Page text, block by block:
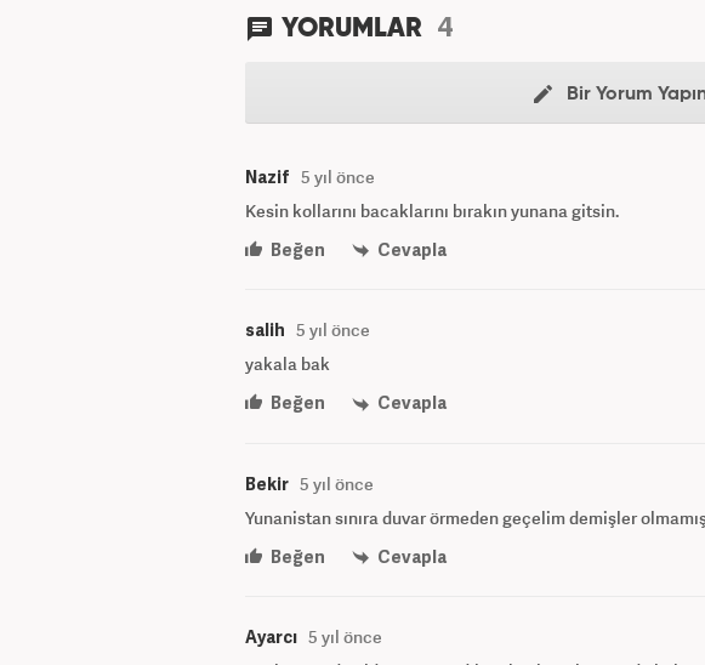
YORUMLAR 4
Bir Yorum
Nazif 5 yıl önce
Kesin kollarını bacaklarını bırakın yunana gitsin.
Beğen
Cevapla
salih 5 yıl önce
yakala bak
Beğen
Cevapla
Bekir 5 yıl önce
Yunanistan sınıra duvar örmeden geçelim demişler
Beğen
Cevapla
Ayarcı 5 yıl önce